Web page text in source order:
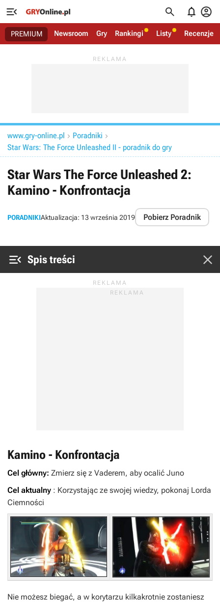
   
PREMIUM Newsroom Gry Rankingi Listy Recenzje
www.gry-online.pl  Poradniki 
Star Wars: The Force Unleashed II - poradnik do gry
Star Wars The Force Unleashed 2:
Kamino - Konfrontacja
PORADNIKIAktualizacja: 13 września 2019 Pobierz Poradnik
 Spis treści 
Kamino - Konfrontacja
Cel główny: Zmierz się z Vaderem, aby ocalić Juno
Cel aktualny : Korzystając ze swojej wiedzy, pokonaj Lorda
Ciemności
Nie możesz biegać, a w korytarzu kilkakrotnie zostaniesz